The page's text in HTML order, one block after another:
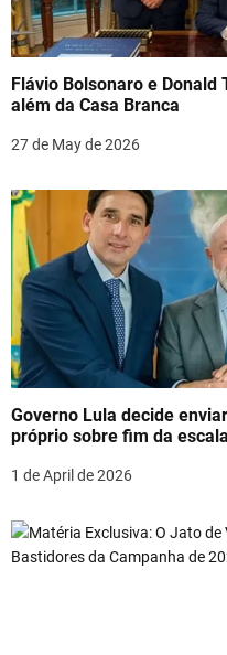
a
t
i
o
n
Flávio Bolsonaro e Donald
além da Casa Branca
27 de May de 2026
Governo Lula decide
próprio sobre fim da
1 de April de 2026